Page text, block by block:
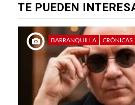
TE PUEDEN
BARRANQUILLA CRÓNICAS